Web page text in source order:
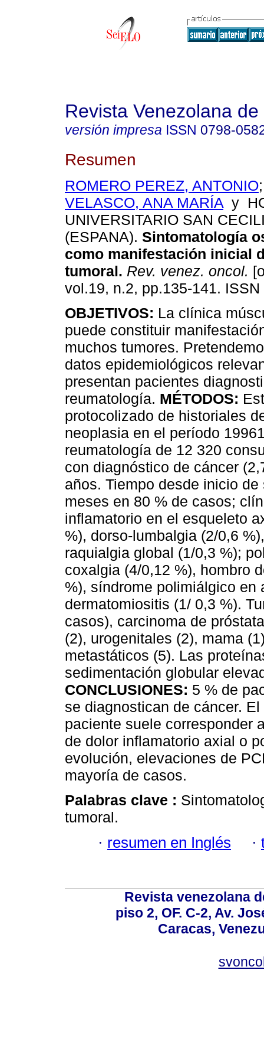
Revista Venezolana
versión impresa ISSN 0798-
Resumen
ROMERO PEREZ, ANTONIO
VELASCO, ANA MARÍA y
UNIVERSITARIO SAN
(ESPANA). Sintomatología
como manifestación inicial
tumoral. Rev. venez. oncol.
vol.19, n.2, pp.135-141.
OBJETIVOS: La clínica
puede constituir
muchos tumores.
datos epidemiológicos
presentan pacientes
reumatología. MÉTODOS:
protocolizado de historiales
neoplasia en el período
reumatología de 12 320
con diagnóstico de cáncer
años. Tiempo desde inicio
meses en 80 % de casos;
inflamatorio en el esqueleto
%), dorso-lumbalgia (2/0,6
raquialgia global (1/0,3 %);
coxalgia (4/0,12 %), hombro
%), síndrome polimiálgico en
dermatomiositis (1/ 0,3 %).
casos), carcinoma de
(2), urogenitales (2), mama
metastáticos (5). Las
sedimentación globular
CONCLUSIONES: 5 % de
se diagnostican de cáncer.
paciente suele corresponder
de dolor inflamatorio axial o
evolución, elevaciones de
mayoría de casos.
Palabras clave :
tumoral.
· resumen en Inglés ·
Revista venezolana
piso 2, OF. C-2, Av.
Caracas,